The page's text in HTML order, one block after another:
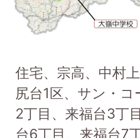
住宅、宗高、中村
尻台1区、サン・
2丁目、来福台3丁
台6丁目、来福台7